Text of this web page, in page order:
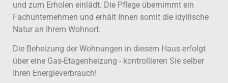
und zum Erholen einlädt. Die Pflege übernimmt ein
Fachunternehmen und erhält Ihnen somit die idyllische
Natur an Ihrem Wohnort.
Die Beheizung der Wohnungen in diesem Haus erfolgt
über eine Gas-Etagenheizung - kontrollieren Sie selber
Ihren Energieverbrauch!